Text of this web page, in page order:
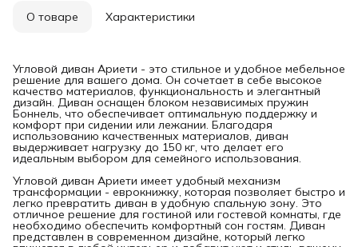
О товаре Характеристики
Угловой диван Ариети - это стильное и удобное мебельное
решение для вашего дома. Он сочетает в себе высокое
качество материалов, функциональность и элегантный
дизайн. Диван оснащен блоком независимых пружин
Боннель, что обеспечивает оптимальную поддержку и
комфорт при сидении или лежании. Благодаря
использованию качественных материалов, диван
выдерживает нагрузку до 150 кг, что делает его
идеальным выбором для семейного использования.
Угловой диван Ариети имеет удобный механизм
трансформации - еврокнижку, которая позволяет быстро и
легко превратить диван в удобную спальную зону. Это
отличное решение для гостиной или гостевой комнаты, где
необходимо обеспечить комфортный сон гостям. Диван
представлен в современном дизайне, который легко